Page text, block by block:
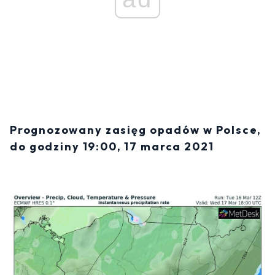
Prognozowany zasięg opadów w Polsce,
do godziny 19:00, 17 marca 2021